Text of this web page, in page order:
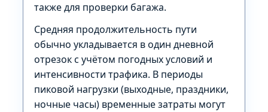
также для проверки багажа.
Средняя продолжительность пути
обычно укладывается в один дневной
отрезок с учётом погодных условий и
интенсивности трафика. В периоды
пиковой нагрузки (выходные, праздники,
ночные часы) временные затраты могут